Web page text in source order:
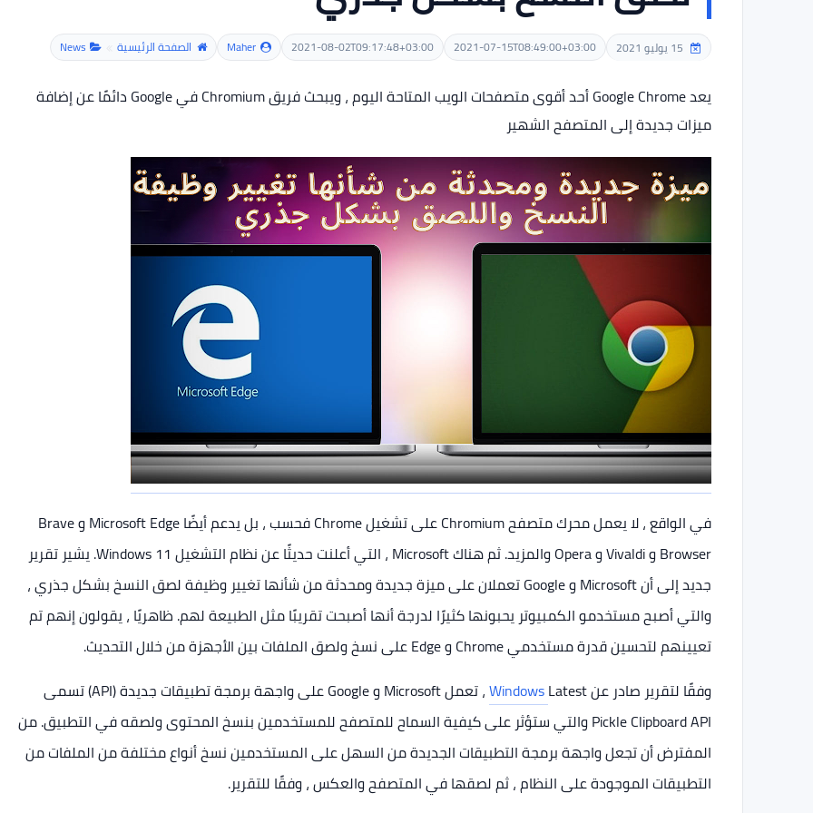
2021-07-15T08:49:00+03:00
2021-08-02T09:17:48+03:00
Maher الصفحة الرئيسية News
يعد Google Chrome أحد أقوى متصفحات الويب المتاحة اليوم ، ويبحث فريق Chromium في Google دائمًا عن إضافة
ميزات جديدة إلى المتصفح الشهير
في الواقع ، لا يعمل محرك متصفح Chromium على تشغيل Chrome فحسب ، بل يدعم أيضًا Microsoft Edge و Brave
Browser و Vivaldi و Opera والمزيد. ثم هناك Microsoft ، التي أعلنت حديثًا عن نظام التشغيل Windows 11. يشير تقرير
جديد إلى أن Microsoft و Google تعملان على ميزة جديدة ومحدثة من شأنها تغيير وظيفة لصق النسخ بشكل جذري ،
والتي أصبح مستخدمو الكمبيوتر يحبونها كثيرًا لدرجة أنها أصبحت تقريبًا مثل الطبيعة لهم. ظاهريًا ، يقولون إنهم تم
تعيينهم لتحسين قدرة مستخدمي Chrome و Edge على نسخ ولصق الملفات بين الأجهزة من خلال التحديث.
وفقًا لتقرير صادر عن
Windows
Latest ، تعمل Microsoft و Google على واجهة برمجة تطبيقات جديدة (API) تسمى
Pickle Clipboard API والتي ستؤثر على كيفية السماح للمتصفح للمستخدمين بنسخ المحتوى ولصقه في التطبيق. من
المفترض أن تجعل واجهة برمجة التطبيقات الجديدة من السهل على المستخدمين نسخ أنواع مختلفة من الملفات من
التطبيقات الموجودة على النظام ، ثم لصقها في المتصفح والعكس ، وفقًا للتقرير.